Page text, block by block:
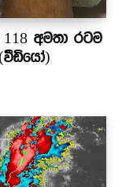
අමතා රටම